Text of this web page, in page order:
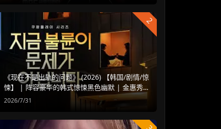
2
《现在不是出轨的问题》 (2026) 【韩国/剧情/惊
悚】 | 阵容豪华的韩式惊悚黑色幽默 | 金惠秀 x
赵汝贞强强联手
2026/7/31